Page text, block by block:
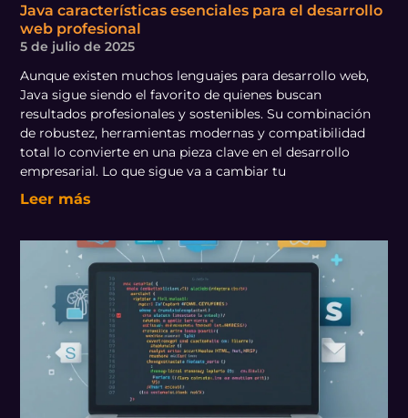
Java características esenciales para el desarrollo
web profesional
5 de julio de 2025
Aunque existen muchos lenguajes para desarrollo web,
Java sigue siendo el favorito de quienes buscan
resultados profesionales y sostenibles. Su combinación
de robustez, herramientas modernas y compatibilidad
total lo convierte en una pieza clave en el desarrollo
empresarial. Lo que sigue va a cambiar tu
Leer más